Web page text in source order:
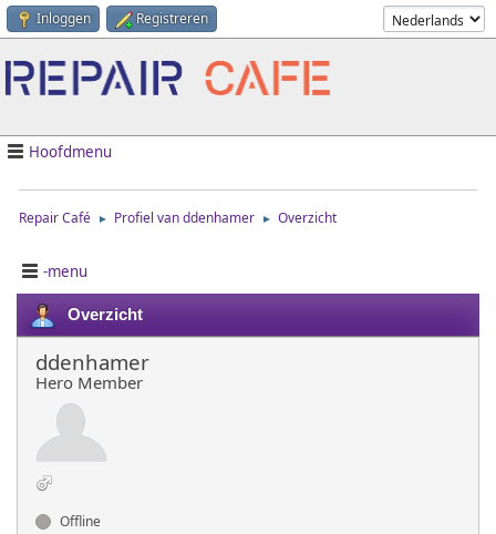
Inloggen Registreren
Hoofdmenu
Repair Café ► Profiel van ddenhamer ► Overzicht
-menu
Overzicht
ddenhamer
Hero Member
Offline